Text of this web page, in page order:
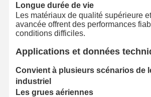
Longue durée de vie
Les matériaux de qualité supérieure
avancée offrent des performances
conditions difficiles.
Applications et données
Convient à plusieurs scénarios de
industriel
Les grues aériennes